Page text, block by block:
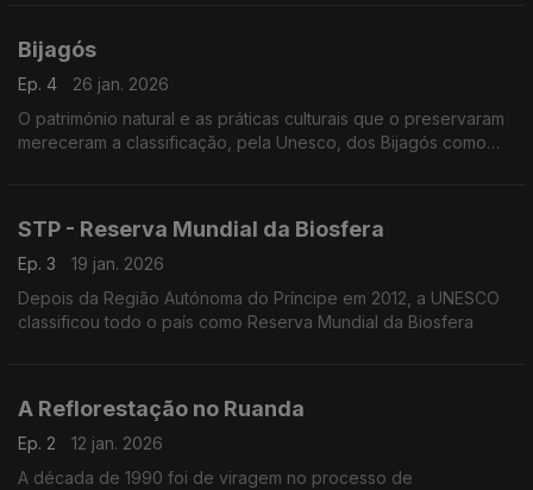
Bijagós
Ep. 4
26 jan. 2026
O património natural e as práticas culturais que o preservaram
mereceram a classificação, pela Unesco, dos Bijagós como
STP - Reserva Mundial da Biosfera
Ep. 3
19 jan. 2026
Depois da Região Autónoma do Príncipe em 2012, a UNESCO
classificou todo o país como Reserva Mundial da Biosfera
A Reflorestação no Ruanda
Ep. 2
12 jan. 2026
A década de 1990 foi de viragem no processo de